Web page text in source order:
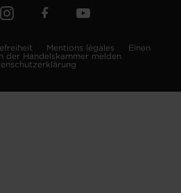
Mentions légales
Einen
der Handelskammer melden